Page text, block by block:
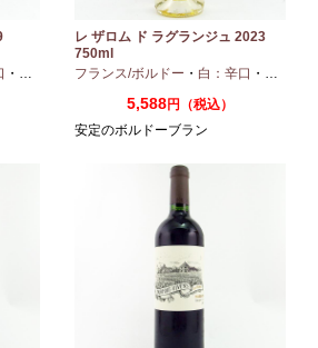
・ セミヨン ・ソーヴィニオンブラン
レ ザロム ド ラグランジュ 2023
750ml
フランス/ボルドー ・ 白：辛口 ・ セミヨン
5,588円（税込）
安定のボルドーブラン